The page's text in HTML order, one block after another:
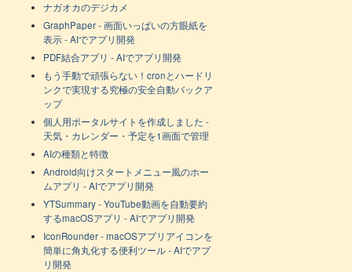
ナガオカのデジカメ
GraphPaper - 画面いっぱいの方眼紙を
表示 - AIでアプリ開発
PDF結合アプリ - AIでアプリ開発
もう手動で頑張らない！cronとハードリ
ンクで実現する究極の安全自動バックア
ップ
個人用ポータルサイトを作成しました -
天気・カレンダー・予定を1画面で管理
AIの種類と特徴
Android向けスタートメニュー風のホー
ムアプリ - AIでアプリ開発
YTSummary - YouTube動画を自動要約
するmacOSアプリ - AIでアプリ開発
IconRounder - macOSアプリアイコンを
簡単に角丸化する便利ツール - AIでアプ
リ開発